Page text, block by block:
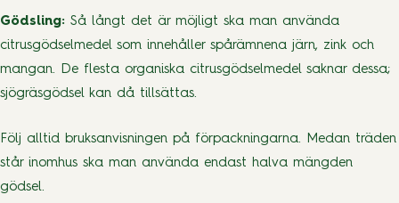
Gödsling: Så långt det är möjligt ska man använda
citrusgödselmedel som innehåller spårämnena järn, zink och
mangan. De flesta organiska citrusgödselmedel saknar dessa;
sjögräsgödsel kan då tillsättas.
Följ alltid bruksanvisningen på förpackningarna. Medan träden
står inomhus ska man använda endast halva mängden
gödsel.